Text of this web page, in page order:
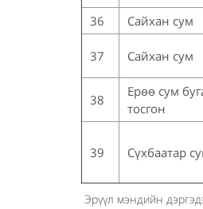
36 Сайхан сум
37 Сайхан сум
38
Ерөө сум
тосгон
39 Сүхбаатар
Эрүүл мэндийн